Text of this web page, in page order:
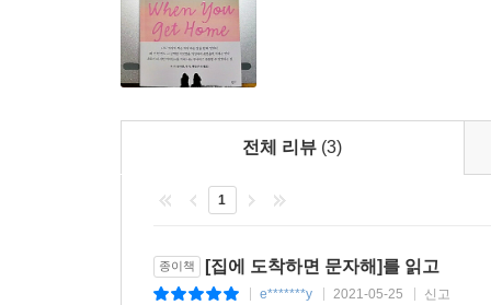
여성은 생물학적으로 서로 도움을 주고받는
1990년대까지도 학자들은 남성과 여성이 서로
분석가들도 같은 질병이라면 남녀가 똑같은 증상
하며 수컷 쥐와 암컷 쥐를 모두 관찰했다. 이때
높게 나오는 와중에도 얼어붙는 게 아니라 우리
심리학에서는 두드러진 성별 차이가 있는데, 그
전체 리뷰 (3)
1
종이책 [집에 도착하면 문자해]를 읽고
e*******y 2021-05-25 신고